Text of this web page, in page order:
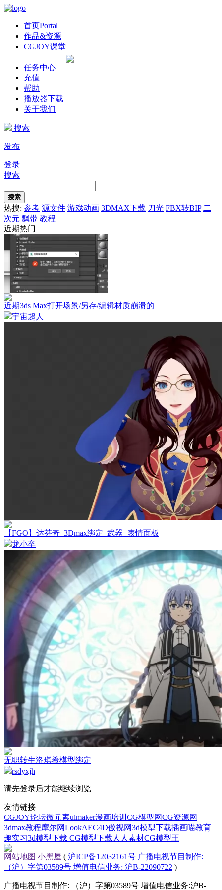
首页Portal
作品&资源
CGJOY课堂
任务中心
充值
帮助
播放器下载
关于我们
搜索
发布
登录
搜索
搜索
热搜: 参考 源文件 游戏动画 3DMAX下载 刀光 FBX转BIP 二
次元 飘带 教程
近期热门
近期3ds Max打开场景/另存/编辑材质崩溃的
宇宙超人
【FGO】达芬奇_3Dmax绑定_武器+表情面板
龙小卒
无职转生洛琪希模型绑定
rsdyxjh
请先登录后才能继续浏览
友情链接
CGJOY论坛微元素uimaker漫画培训 CG模型网CG资源网
3dmax教程摩尔网LookAEC4D傲视网3d模型下载插画喵教育
趣实习3d模型下载 CG模型下载 人人素材CG模型王
网站地图 小黑屋 ( 沪ICP备12032161号 广播电视节目制作:
（沪）字第03589号 增值电信业务: 沪B-22090722 )
广播电视节目制作: （沪）字第03589号 增值电信业务:沪B-